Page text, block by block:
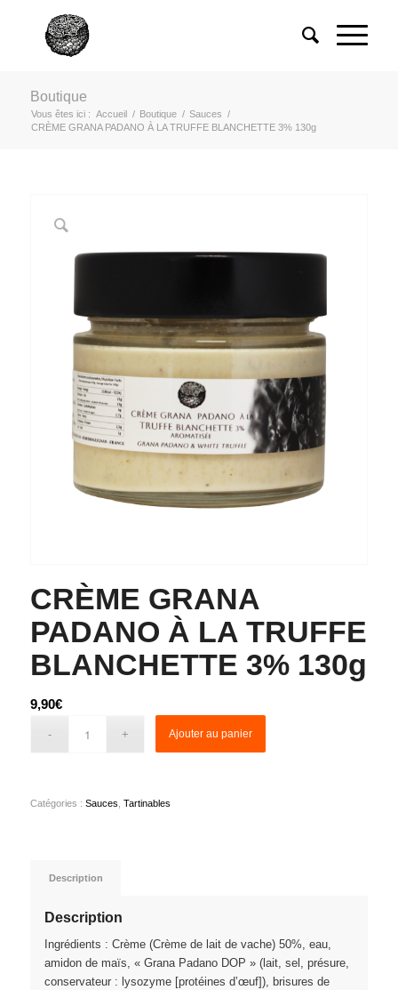
Boutique
Vous êtes ici : Accueil / Boutique / Sauces /
CRÈME GRANA PADANO À LA TRUFFE BLANCHETTE 3% 130g
CRÈME GRANA
PADANO À LA TRUFFE
BLANCHETTE 3% 130g
9,90€
Ajouter au panier
Catégories : Sauces Tartinables
Description
Description
Ingrédients : Crème (Crème de lait de vache) 50%, eau,
amidon de maïs, « Grana Padano DOP » (lait, sel, présure,
conservateur : lysozyme [protéines d’œuf]), brisures de